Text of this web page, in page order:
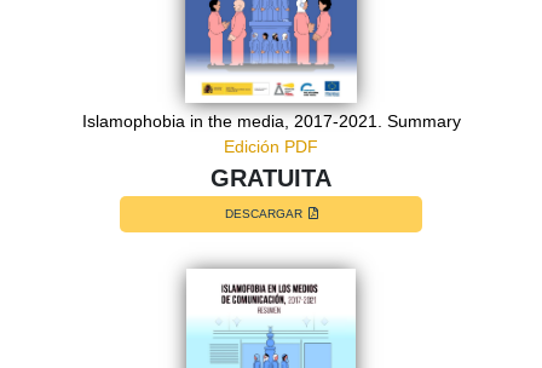
Islamophobia in the media, 2017-2021. Summary
Edición PDF
GRATUITA
DESCARGAR